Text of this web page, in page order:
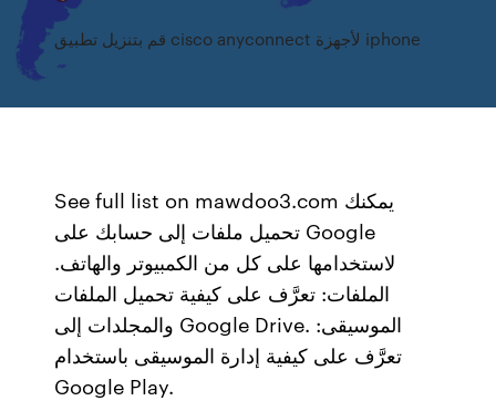
قم بتنزيل تطبيق cisco anyconnect لأجهزة iphone
See full list on mawdoo3.com يمكنك
تحميل ملفات إلى حسابك على Google
لاستخدامها على كل من الكمبيوتر والهاتف.
الملفات: تعرَّف على كيفية تحميل الملفات
والمجلدات إلى Google Drive. الموسيقى:
تعرَّف على كيفية إدارة الموسيقى باستخدام
Google Play.